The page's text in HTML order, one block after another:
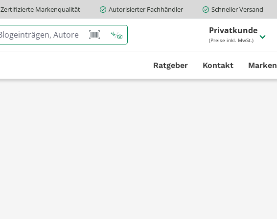
Zertifizierte Markenqualität Autorisierter Fachhändler Schneller Versand
Privatkunde
(Preise inkl. MwSt.)
Ratgeber Kontakt Marken